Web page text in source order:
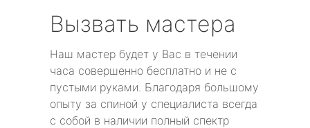
Вызвать мастера
Наш мастер будет у Вас в течении
часа совершенно бесплатно и не с
пустыми руками. Благодаря большому
опыту за спиной у специалиста всегда
с собой в наличии полный спектр